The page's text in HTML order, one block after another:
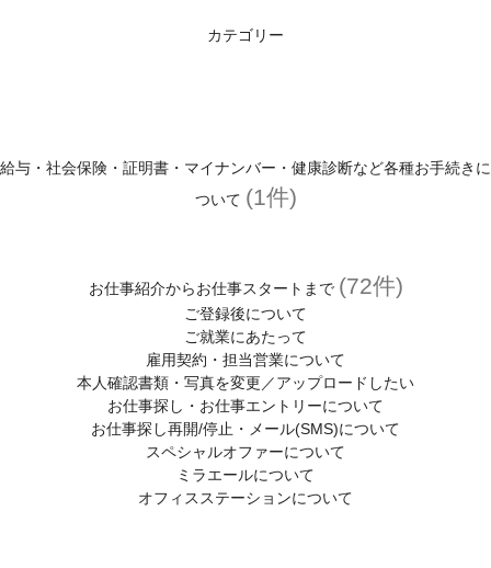
カテゴリー
給与・社会保険・証明書・マイナンバー・健康診断など各種お手続きに
ついて (1件)
お仕事紹介からお仕事スタートまで (72件)
ご登録後について
ご就業にあたって
雇用契約・担当営業について
本人確認書類・写真を変更／アップロードしたい
お仕事探し・お仕事エントリーについて
お仕事探し再開/停止・メール(SMS)について
スペシャルオファーについて
ミラエールについて
オフィスステーションについて